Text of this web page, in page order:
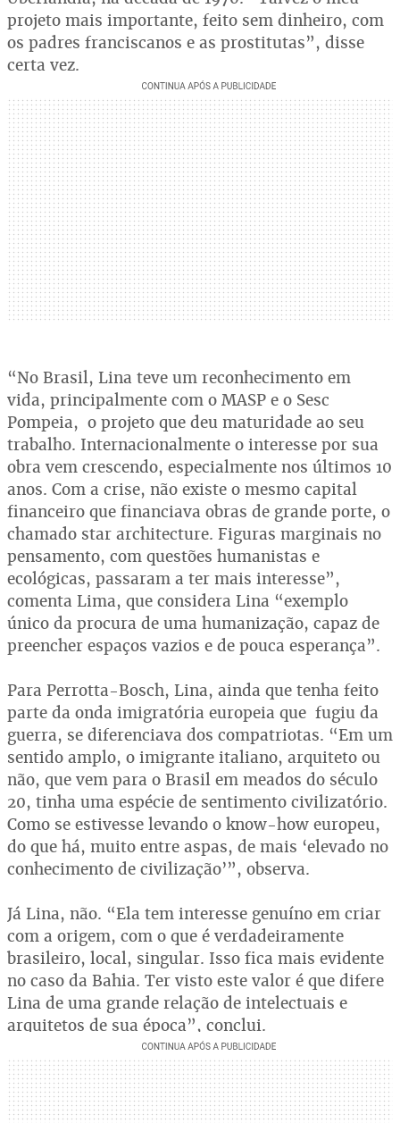
projeto mais importante, feito sem dinheiro, com
os padres franciscanos e as prostitutas”, disse
certa vez.
“No Brasil, Lina teve um reconhecimento em
vida, principalmente com o MASP e o Sesc
Pompeia, o projeto que deu maturidade ao seu
trabalho. Internacionalmente o interesse por sua
obra vem crescendo, especialmente nos últimos 10
anos. Com a crise, não existe o mesmo capital
financeiro que financiava obras de grande porte, o
chamado star architecture. Figuras marginais no
pensamento, com questões humanistas e
ecológicas, passaram a ter mais interesse”,
comenta Lima, que considera Lina “exemplo
único da procura de uma humanização, capaz de
preencher espaços vazios e de pouca esperança”.
Para Perrotta-Bosch, Lina, ainda que tenha feito
parte da onda imigratória europeia que fugiu da
guerra, se diferenciava dos compatriotas. “Em um
sentido amplo, o imigrante italiano, arquiteto ou
não, que vem para o Brasil em meados do século
20, tinha uma espécie de sentimento civilizatório.
Como se estivesse levando o know-how europeu,
do que há, muito entre aspas, de mais ‘elevado no
conhecimento de civilização’”, observa.
Já Lina, não. “Ela tem interesse genuíno em criar
com a origem, com o que é verdadeiramente
brasileiro, local, singular. Isso fica mais evidente
no caso da Bahia. Ter visto este valor é que difere
Lina de uma grande relação de intelectuais e
arquitetos de sua época”, conclui.